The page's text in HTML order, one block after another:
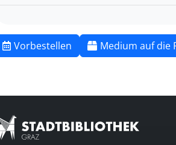
Vorbestellen Medium auf die